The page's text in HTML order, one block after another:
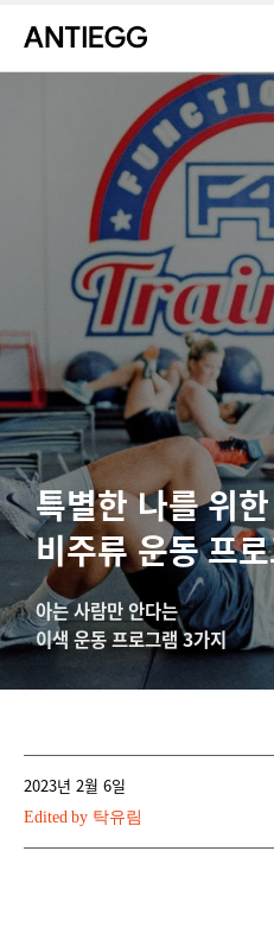
특별한 나를 위한
비주류 운동 프
아는 사람만 안다는
이색 운동 프로그램 3가지
2023년 2월 6일
Edited by 탁유림